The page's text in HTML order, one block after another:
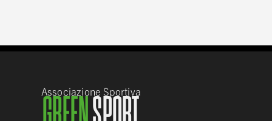
Associazione Sportiva